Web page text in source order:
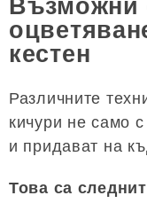
Възможни
кестен
Различните
кичури не само
и придават на
Това са